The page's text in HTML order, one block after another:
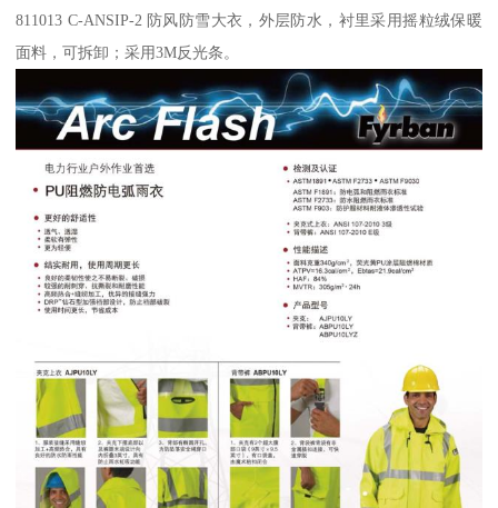
811013 C-ANSIP-2 防风防雪大衣，外层防水，衬里采用摇粒绒保暖
面料，可拆卸；采用3M反光条。